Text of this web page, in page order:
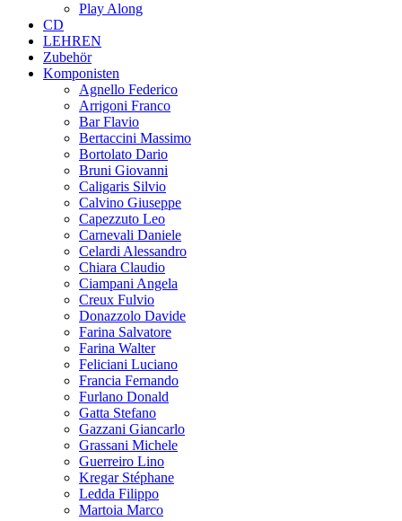
Play Along
CD
LEHREN
Zubehör
Komponisten
Agnello Federico
Arrigoni Franco
Bar Flavio
Bertaccini Massimo
Bortolato Dario
Bruni Giovanni
Caligaris Silvio
Calvino Giuseppe
Capezzuto Leo
Carnevali Daniele
Celardi Alessandro
Chiara Claudio
Ciampani Angela
Creux Fulvio
Donazzolo Davide
Farina Salvatore
Farina Walter
Feliciani Luciano
Francia Fernando
Furlano Donald
Gatta Stefano
Gazzani Giancarlo
Grassani Michele
Guerreiro Lino
Kregar Stéphane
Ledda Filippo
Martoia Marco